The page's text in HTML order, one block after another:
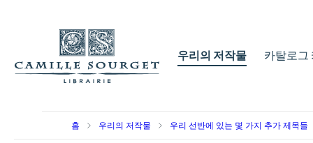
우리의 저작물 카탈로그
홈 우리의 저작물 우리 선반에 있는 몇 가지 추가 제목들